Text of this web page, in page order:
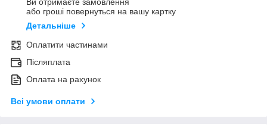
Ви отримаєте замовлення
або гроші повернуться на вашу картку
Детальніше
Оплатити частинами
Післяплата
Оплата на рахунок
Всі умови оплати